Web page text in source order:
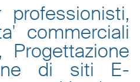
commerciali
Progettazione
di siti E-